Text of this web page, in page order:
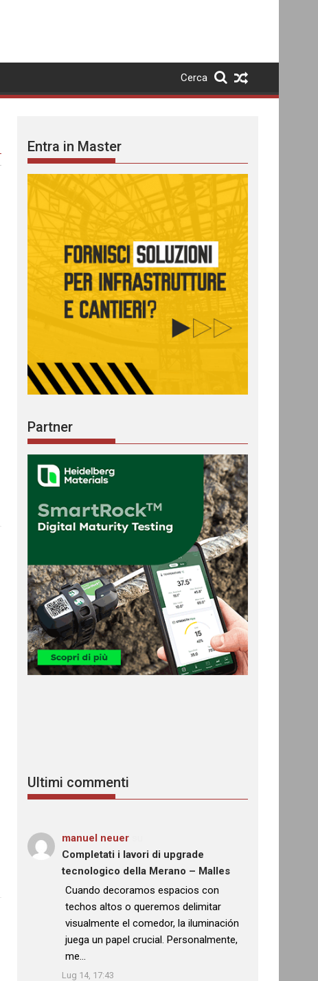
Cerca
Entra in Master
Partner
Ultimi commenti
manuel neuer
Completati i lavori di upgrade
tecnologico della Merano – Malles
: “
Cuando decoramos espacios con
techos altos o queremos delimitar
visualmente el comedor, la iluminación
juega un papel crucial. Personalmente,
me…
Lug 14, 17:43